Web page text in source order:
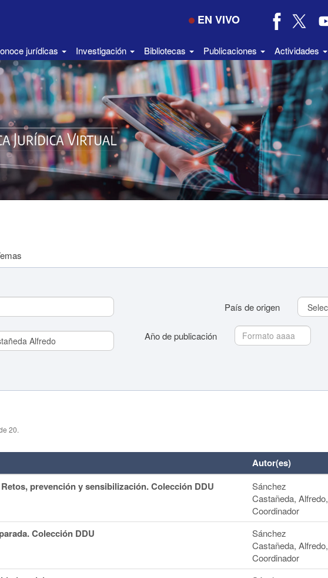
EN VIVO
jurídicas Investigación Bibliotecas Publicaciones Actividades
País de origen
Año de publicación
Año de publicación
20.
Autor(es)
prevención y sensibilización. Colección DDU
Sánchez
Castañeda, Alfredo,
Coordinador
Colección DDU
Sánchez
Castañeda, Alfredo,
Coordinador